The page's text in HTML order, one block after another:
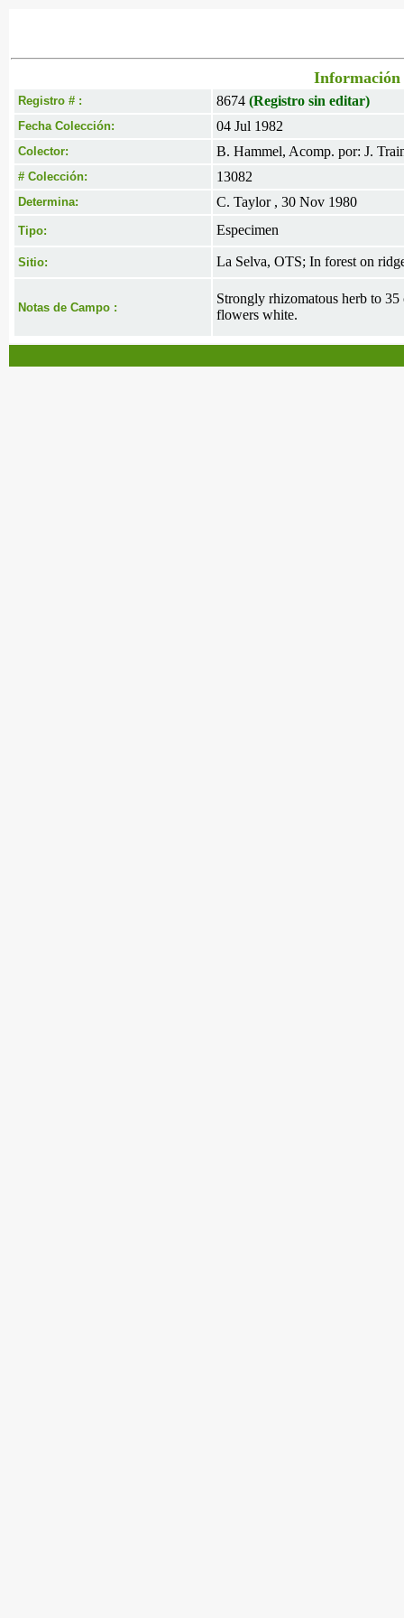
Información
Registro # : 8674 (Registro sin editar)
Fecha Colección: 04 Jul 1982
Colector: B. Hammel, Acomp. por: J.
# Colección: 13082
Determina: C. Taylor , 30 Nov 1980
Tipo: Especimen
Sitio: La Selva, OTS; In forest on
Notas de Campo :
Strongly rhizomatous herb to
flowers white.